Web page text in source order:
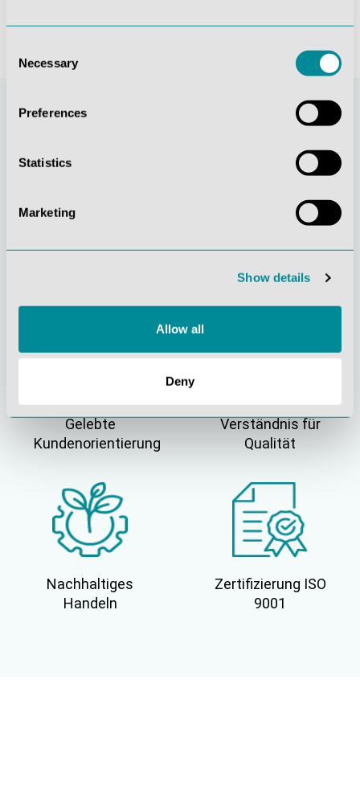
Selection
Necessary
Preferences
Statistics
Marketing
Show details
Allow all
Deny
Verantwortung
Gelebte
Kundenorientierung
Verständnis für
Qualität
Nachhaltiges
Handeln
Zertifizierung ISO
9001